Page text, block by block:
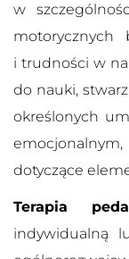
w
motorycznych
i trudności w
do nauki,
określonych
dotyczące
Terapia
indywidualną